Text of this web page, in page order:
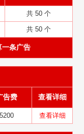
共 50 个
共 50 个
条广告
告费 查看详细
5200 查看详细